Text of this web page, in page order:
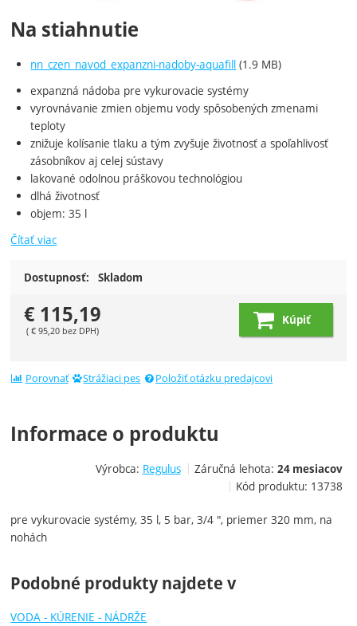
Na stiahnutie
nn_czen_navod_expanzni-nadoby-aquafill (1.9 MB)
expanzná nádoba pre vykurovacie systémy
vyrovnávanie zmien objemu vody spôsobených zmenami
teploty
znižuje kolísanie tlaku a tým zvyšuje životnosť a spoľahlivosť
zásobníkov aj celej sústavy
lakované odolnou práškovou technológiou
dlhá životnosť
objem: 35 l
Čítať viac
Dostupnosť: Skladom
€ 115,19
( € 95,20 bez DPH)
Kúpiť
Porovnať Strážiaci pes Položiť otázku predajcovi
Informace o produktu
Výrobca: Regulus Záručná lehota: 24 mesiacov
Kód produktu: 13738
pre vykurovacie systémy,35 l, 5 bar, 3/4 ", priemer320 mm, na
nohách
Podobné produkty najdete v
VODA - KÚRENIE - NÁDRŽE